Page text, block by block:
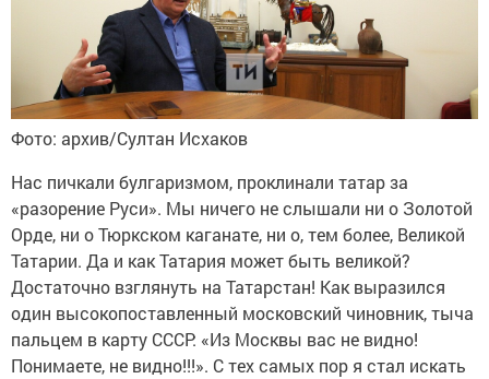
Фото: архив/Султан Исхаков
Нас пичкали булгаризмом, проклинали татар за
«разорение Руси». Мы ничего не слышали ни о Золотой
Орде, ни о Тюркском каганате, ни о, тем более, Великой
Татарии. Да и как Татария может быть великой?
Достаточно взглянуть на Татарстан! Как выразился
один высокопоставленный московский чиновник, тыча
пальцем в карту СССР: «Из Москвы вас не видно!
Понимаете, не видно!!!». С тех самых пор я стал искать